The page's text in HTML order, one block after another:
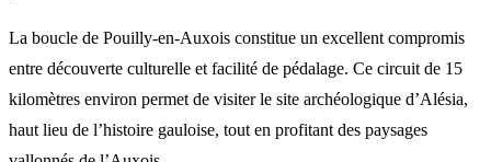
La boucle de Pouilly-en-Auxois constitue un excellent compromis
entre découverte culturelle et facilité de pédalage. Ce circuit de 15
kilomètres environ permet de visiter le site archéologique d’Alésia,
haut lieu de l’histoire gauloise, tout en profitant des paysages